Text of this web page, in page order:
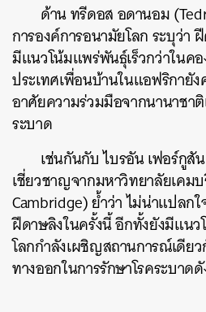
ด้านทรีดอส อดานอม (
การองค์การอนามัยโลก ระบุว่า
มีแนวโน้มแพร่พันธุ์เร็วกว่าในค
ประเทศเพื่อนบ้านในแอฟริกายั
อาศัยความร่วมมือจากนานาชา
ระบาด
เช่นกันกับ ไบรอัน เฟอร์กูสั
เชี่ยวชาญจากมหาวิทยาลัยเคม
Cambridge) ย้ำว่า ไม่น่าแปลก
ฝีดาษลิงในครั้งนี้ อีกทั้งยังมีแน
โลกกำลังเผชิญสถานการณ์เดีย
ทางออกในการรักษาโรคระบาด
ค้นหา
SHARE TWEET